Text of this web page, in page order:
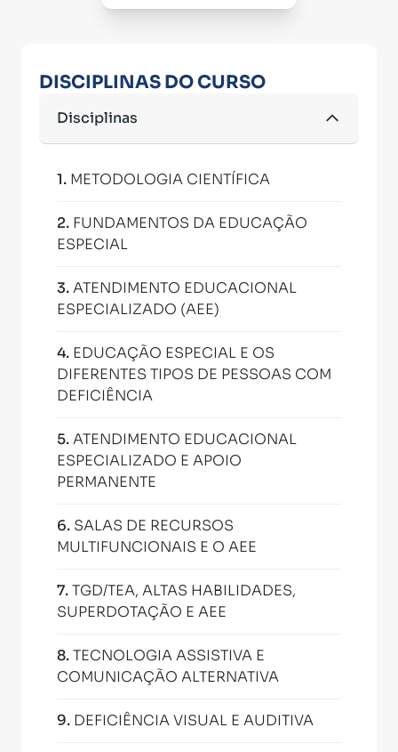
DISCIPLINAS DO CURSO
Disciplinas
1. METODOLOGIA CIENTÍFICA
2. FUNDAMENTOS DA EDUCAÇÃO
ESPECIAL
3.ATENDIMENTO EDUCACIONAL
ESPECIALIZADO (AEE)
4. EDUCAÇÃO ESPECIAL E OS
DIFERENTES TIPOS DE PESSOAS COM
DEFICIÊNCIA
5.ATENDIMENTO EDUCACIONAL
ESPECIALIZADO E APOIO
PERMANENTE
6. SALAS DE RECURSOS
MULTIFUNCIONAIS E O AEE
7.TGD/TEA, ALTAS HABILIDADES,
SUPERDOTAÇÃO E AEE
8.TECNOLOGIA ASSISTIVA E
COMUNICAÇÃO ALTERNATIVA
9. DEFICIÊNCIA VISUAL E AUDITIVA